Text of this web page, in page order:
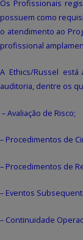
Os Profissionais
possuem como
o atendimento ao
profissional
A Ethics/Russel está
auditoria, dentre os
– Avaliação de Risco;
– Procedimentos de
– Procedimentos de
– Eventos
– Continuidade